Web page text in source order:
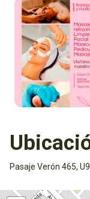
Pasaje Verón 465,
Activar mapa